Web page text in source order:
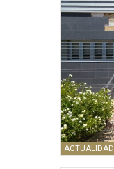
ACTUALIDAD